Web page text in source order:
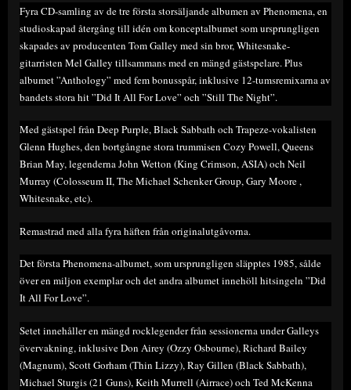
Fyra CD-samling av de tre första storsäljande albumen av Phenomena, en
studioskapad återgång till idén om konceptalbumet som ursprungligen
skapades av producenten Tom Galley med sin bror, Whitesnake-
gitarristen Mel Galley tillsammans med en mängd gästspelare. Plus
albumet ”Anthology” med fem bonusspår, inklusive 12-tumsremixarna av
bandets stora hit ”Did It All For Love” och ”Still The Night”.
Med gästspel från Deep Purple, Black Sabbath och Trapeze-vokalisten
Glenn Hughes, den bortgångne stora trummisen Cozy Powell, Queens
Brian May, legenderna John Wetton (King Crimson, ASIA) och Neil
Murray (Colosseum II, The Michael Schenker Group, Gary Moore ,
Whitesnake, etc).
Remastrad med alla fyra häften från originalutgåvorna.
Det första Phenomena-albumet, som ursprungligen släpptes 1985, sålde
över en miljon exemplar och det andra albumet innehöll hitsingeln ”Did
It All For Love”.
Setet innehåller en mängd rocklegender från sessionerna under Galleys
övervakning, inklusive Don Airey (Ozzy Osbourne), Richard Bailey
(Magnum), Scott Gorham (Thin Lizzy), Ray Gillen (Black Sabbath),
Michael Sturgis (21 Guns), Keith Murrell (Airrace) och Ted McKenna